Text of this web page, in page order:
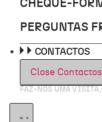
CHEQUE-
PERGUNTAS
CONTACTOS
Close Contactos
FAZ-NOS UMA